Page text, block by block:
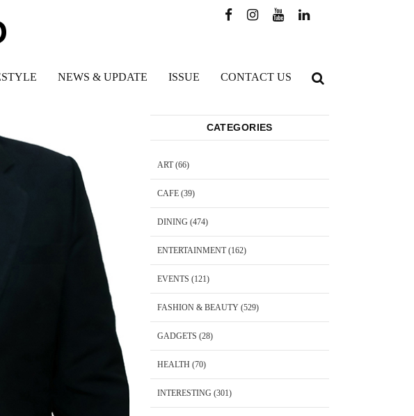
NEWS & UPDATE ISSUE CONTACT US
CATEGORIES
ART(66)
CAFE(39)
DINING (474)
ENTERTAINMENT(162)
EVENTS (121)
FASHION & BEAUTY(529)
GADGETS (28)
HEALTH (70)
INTERESTING (301)